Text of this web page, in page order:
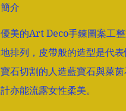
簡介
優美的Art Deco手鍊圖案工
地排列，皮帶般的造型是代
寶石切割的人造藍寶石與萊
計亦能流露女性柔美。